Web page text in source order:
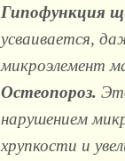
Гипофункция
усваивается,
микроэлемент
Остеопороз.
нарушением
хрупкости и